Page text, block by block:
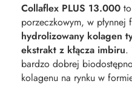
Collaflex PLUS 13.000
porzeczkowym, w płynnej
hydrolizowany kolagen
ekstrakt z kłącza imbiru.
bardzo dobrej
kolagenu na rynku w